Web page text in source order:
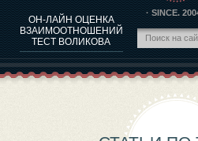
ОН-ЛАЙН ОЦЕНКА
ВЗАИМООТНОШЕНИЙ
ТЕСТ ВОЛИКОВА
· SINCE.
О
ТЕСТ НА
ПРОГНОЗЫ И